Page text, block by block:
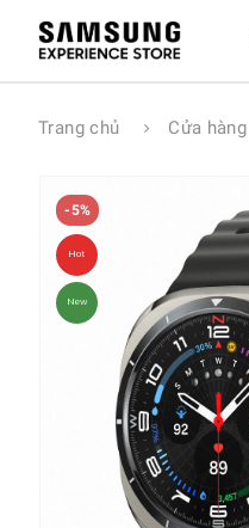
Trang chủ Cửa hàng
-5%
Hot
New